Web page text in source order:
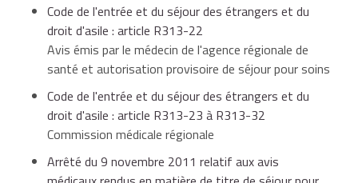
passeport relatives aux cachets d'entrée.
Sur présentation d'un certain nombre de pièces, la
préfecture vous délivrera :
l'imprimé nécessaire à l'établissement d'un rapport
médical,
Code de l'entrée et du séjour des étrangers et du
droit d'asile : article R313-22
Avis émis par le médecin de l'agence régionale de
santé et autorisation provisoire de séjour pour soins
Code de l'entrée et du séjour des étrangers et du
droit d'asile : article R313-23 à R313-32
Commission médicale régionale
Arrêté du 9 novembre 2011 relatif aux avis